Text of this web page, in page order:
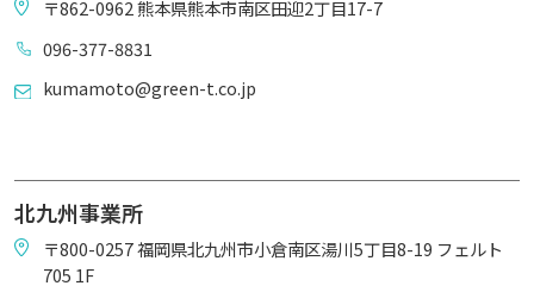
〒862-0962 熊本県熊本市南区田迎2丁目17-7
096-377-8831
kumamoto@green-t.co.jp
北九州事業所
〒800-0257 福岡県北九州市小倉南区湯川5丁目8-19 フェルト
705 1F